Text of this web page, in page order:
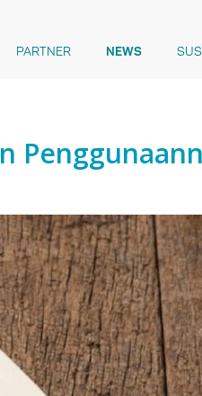
PARTNER NEWS